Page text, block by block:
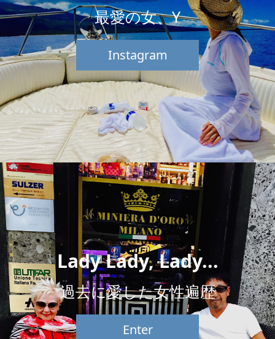
最愛の女、Y
Instagram
Lady Lady, Lady...
過去に愛した女性遍歴
Enter